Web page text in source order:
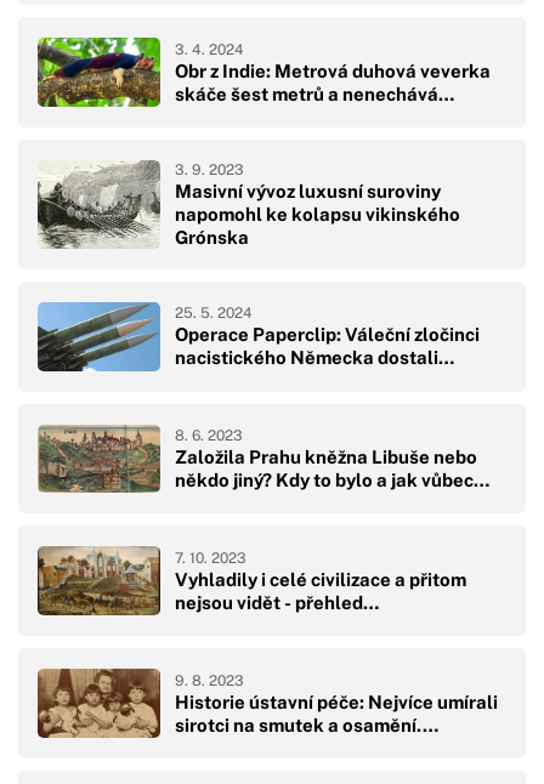
Obr z Indie: Metrová duhová veverka
skáče šest metrů a nenechává…
3. 4. 2024
Masivní vývoz luxusní suroviny
napomohl ke kolapsu vikinského
Grónska
3. 9. 2023
Operace Paperclip: Váleční zločinci
nacistického Německa dostali…
25. 5. 2024
Založila Prahu kněžna Libuše nebo
někdo jiný? Kdy to bylo a jak vůbec…
8. 6. 2023
Vyhladily i celé civilizace a přitom
nejsou vidět - přehled…
7. 10. 2023
Historie ústavní péče: Nejvíce umírali
sirotci na smutek a osamění.…
9. 8. 2023